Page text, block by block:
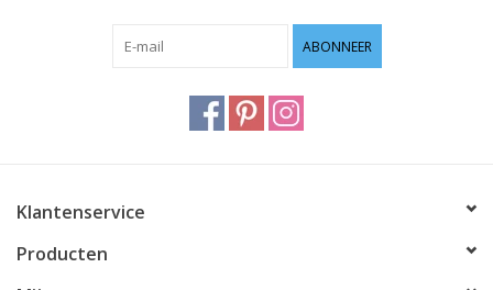
ABONNEER
Klantenservice
Producten